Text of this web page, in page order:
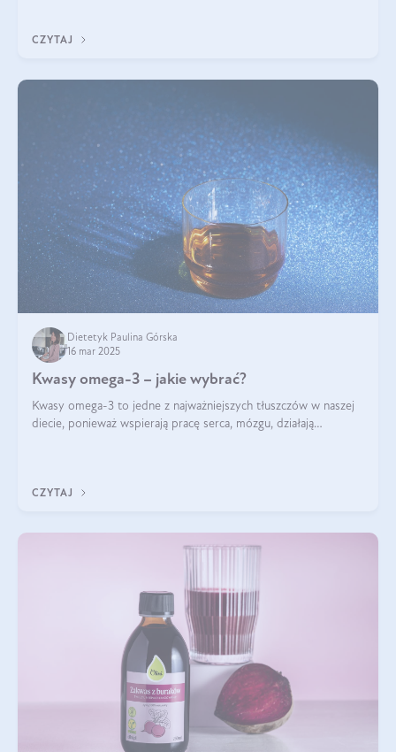
CZYTAJ
Dietetyk Paulina Górska
16 mar 2025
Kwasy omega-3 – jakie wybrać?
Kwasy omega-3 to jedne z najważniejszych tłuszczów w naszej
diecie, ponieważ wspierają pracę serca, mózgu, działają
CZYTAJ